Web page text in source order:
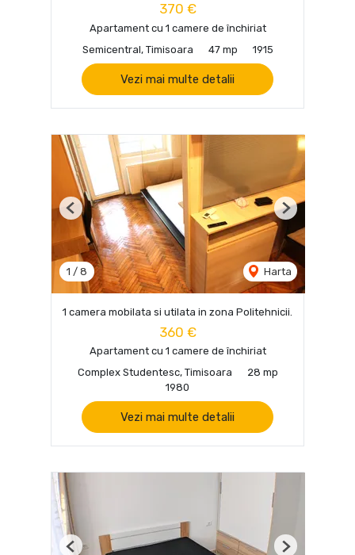
370 €
Apartament cu 1 camere de închiriat
Semicentral, Timisoara
47 mp 1915
Vezi mai multe detalii
1 / 8 Harta
Previous Next
1 camera mobilata si utilata in zona Politehnicii.
360 €
Apartament cu 1 camere de închiriat
Complex Studentesc, Timisoara
28 mp
1980
Vezi mai multe detalii
Previous Next